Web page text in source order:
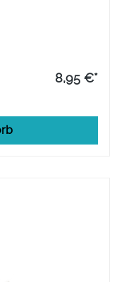
ohne
8,95 €*